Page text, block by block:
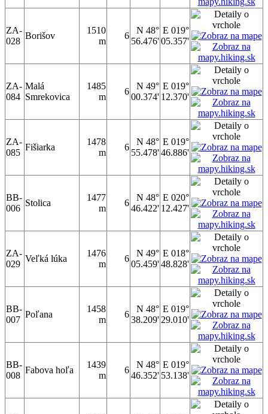
ZA-
028
Borišov
1510
m
6
N 48°
56.476'
E 019°
05.357'
ZA-
084
Malá
Smrekovica
1485
m
6
N 49°
00.374'
E 019°
12.370'
ZA-
085
Fišiarka
1478
m
6
N 48°
55.478'
E 019°
46.886'
BB-
006
Stolica
1477
m
6
N 48°
46.422'
E 020°
12.427'
ZA-
029
Veľká lúka
1476
m
6
N 49°
05.459'
E 018°
48.828'
BB-
007
Poľana
1458
m
6
N 48°
38.209'
E 019°
29.010'
BB-
008
Fabova hoľa
1439
m
6
N 48°
46.352'
E 019°
53.138'